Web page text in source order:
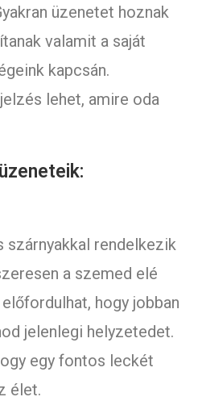
üzenetet hoznak
valamit a saját
kapcsán.
lehet, amire oda
szárnyakkal rendelkezik
a szemed elé
hogy jobban
jelenlegi helyzetedet.
egy fontos leckét
élet.